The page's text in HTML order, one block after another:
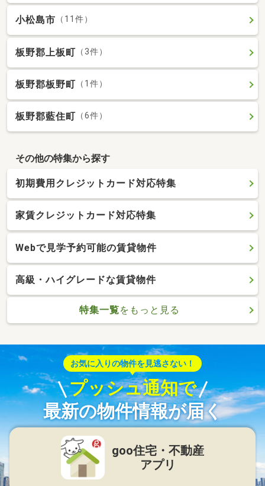
小松島市 （11件）
板野郡上板町 （3件）
板野郡板野町 （1件）
板野郡藍住町 （6件）
その他の特集から探す
初期費用クレジットカード対応特集
家賃クレジットカード対応特集
Webで見学予約可能の賃貸物件
高級・ハイグレードな賃貸物件
特集一覧をもっと見る
お気に入りの物件を見逃さない！
プッシュ通知で
最新の物件情報が届く
goo住宅・不動産
アプリ